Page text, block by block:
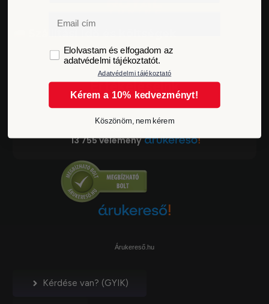
Értékeléseink
13 755 vélemény
Árukereső.hu
Kérdése van? (GYIK)
Email
GDPRElolvastam és elfogadom az
adatvédelmi tájékoztatót.
Adatvédelmi tájékoztató
Kérem a 10% kedvezményt!
Köszönöm, nem kérem